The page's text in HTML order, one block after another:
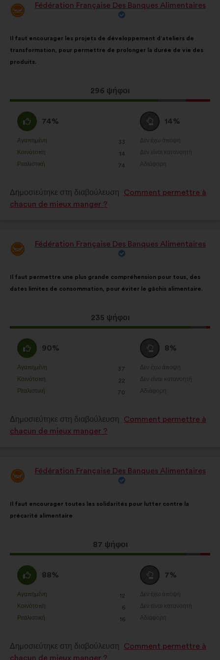
Πρόταση
Fédération Française Des Banques Alimentaires
της
πρότασης:
Il faut encourager les projets de développement d’ateliers de
transformation, pour permettre de prolonger la durée de vie des
produits.
Η
πρόταση
296 ψήφοι
κατανομή:
Συμφωνώ
:
74%
ως
εξής:
Αγαπημένη
: 33
φορές
Κοινότοπη
: 14
φορές
Ρεαλιστική
: 74
φορές
Ουδέτερη
ψήφος
:
14%
ως
Δεν έχω άποψη
:φορές
Δεν είναι κατανοητή
:φορές
Αδιάφορη
φορές
Δημοσιεύτηκε στη διαβούλευση
Comment permettre à
chacun de mieux manger ?
Πρόταση
Fédération Française Des Banques Alimentaires
της
πρότασης:
Il faut permettre une plus grande compréhension pour tous, des
dates limites de consommation, pour éviter le gâchis alimentaire.
Η
πρόταση
235 ψήφοι
κατανομή:
Συμφωνώ
:
90%
ως
εξής:
Αγαπημένη
: 37
φορές
Κοινότοπη
: 22
φορές
Ρεαλιστική
: 70
φορές
Ουδέτερη
ψήφος
:
8%
ως
Δεν έχω άποψη
:φορές
Δεν είναι κατανοητή
:φορές
Αδιάφορη
φορές
Δημοσιεύτηκε στη διαβούλευση
Comment permettre à
chacun de mieux manger ?
Πρόταση
Fédération Française Des Banques Alimentaires
της
πρότασης:
Il faut encourager toutes les solidarités pour lutter contre la
précarité alimentaire
Η
πρόταση
87 ψήφοι
κατανομή:
Συμφωνώ
:
88%
ως
Αγαπημένη
: 12
φορές
Κοινότοπη
: 6
φορές
Ρεαλιστική
: 16
φορές
Ουδέτερη
ψήφος
:
7%
ως
Δεν έχω άποψη
:φορές
Δεν είναι κατανοητή
:φορές
Αδιάφορη
φορές
Δημοσιεύτηκε στη διαβούλευση
Comment permettre à
chacun de mieux manger ?
βελτίωση της εμπειρίας σας κατά την
Στατιστικά:cookies για τον
εμπλουτισμό της ανάλυσης των
Μέσα κοινωνικής δικτύωσης:
cookies που μας βοηθούν να
βελτιστοποιήσουμε τον αντίκτυπό
μας στα μέσα κοινωνικής δικτύωσης